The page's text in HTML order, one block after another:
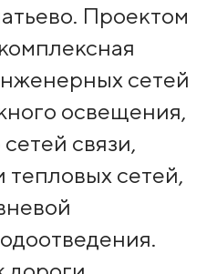
Проектом
сетей
освещения,
связи,
тепловых сетей,